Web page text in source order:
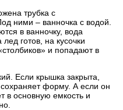
трубка с
ними – ванночка с водой.
в ванночку, вода
готов, на кусочки
и попадают в
Если крышка закрыта,
форму. А если он
в основную емкость и